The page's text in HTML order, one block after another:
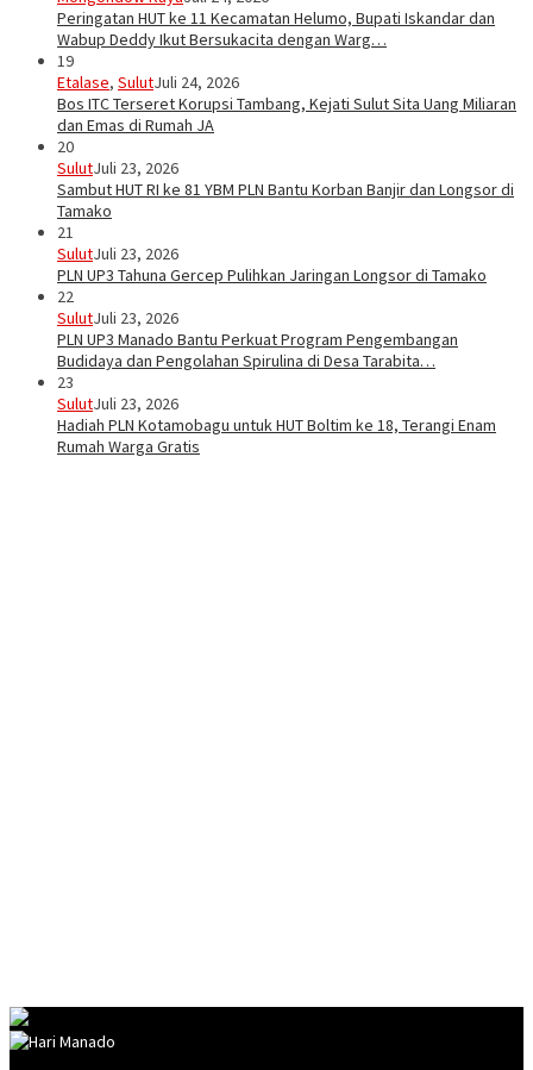
Peringatan HUT ke 11 Kecamatan Helumo, Bupati Iskandar dan
Wabup Deddy Ikut Bersukacita dengan Warg…
19
Etalase, SulutJuli 24, 2026
Bos ITC Terseret Korupsi Tambang, Kejati Sulut Sita Uang Miliaran
dan Emas di Rumah JA
20
SulutJuli 23, 2026
Sambut HUT RI ke 81 YBM PLN Bantu Korban Banjir dan Longsor di
Tamako
21
SulutJuli 23, 2026
PLN UP3 Tahuna Gercep Pulihkan Jaringan Longsor di Tamako
22
SulutJuli 23, 2026
PLN UP3 Manado Bantu Perkuat Program Pengembangan
Budidaya dan Pengolahan Spirulina di Desa Tarabita…
23
SulutJuli 23, 2026
Hadiah PLN Kotamobagu untuk HUT Boltim ke 18, Terangi Enam
Rumah Warga Gratis